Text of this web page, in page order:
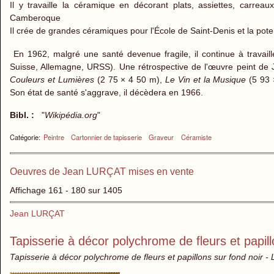
Il y travaille la céramique en décorant plats, assiettes,
Camberoque
Il crée de grandes céramiques pour l'École de Saint-Denis et la
En 1962, malgré une santé devenue fragile, il continue à
Suisse, Allemagne, URSS). Une rétrospective de l'œuvre peint
Couleurs et Lumières(2 75 × 4 50 m), Le Vin et la Musique (5 93
Son état de santé s'aggrave, il décèdera en 1966.
Bibl. : "Wikipédia.org"
Catégorie: Peintre Cartonnier de tapisserie Graveur Céramiste
Oeuvres de Jean LURÇAT mises en vente
Affichage 161 - 180 sur 1405
Jean LURÇAT
Tapisserie à décor polychrome de fleurs et
Tapisserie à décor polychrome de fleurs et papillons sur fond noir -